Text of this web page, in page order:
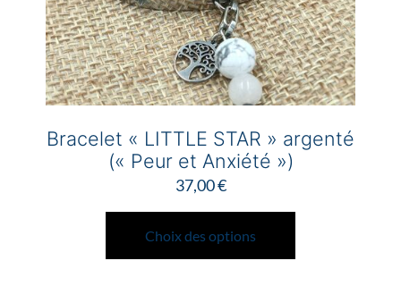
Bracelet « LITTLE STAR » argenté
(« Peur et Anxiété »)
37,00€
Choix des options
Ce
a